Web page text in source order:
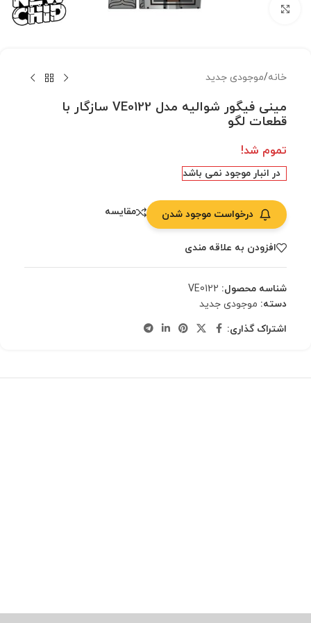
خانه/موجودی جدید
مینی فیگور شوالیه مدل VE0122 سازگار با
قطعات لگو
تموم شد!
در انبار موجود نمی باشد
درخواست موجود شدن مقایسه
افزودن به علاقه مندی
شناسه محصول: VE0122
دسته: موجودی جدید
اشتراک گذاری: